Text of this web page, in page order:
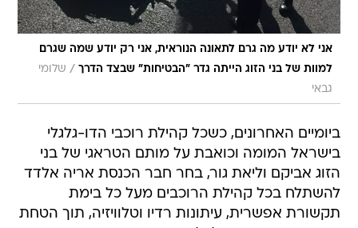
אני לא יודע מה גרם לתאונה הנוראית, אני רק יודע שמה שגרם
למוות של בני הזוג הייתה גדר "הבטיחות" שבצד הדרך / שלומי
גבאי
ביומיים האחרונים, כשכל קהילת רוכבי הדו-גלגלי
בישראל המומה וכואבת על מותם הטראגי של בני
הזוג אביקם וליאת גור, בחר חבר הכנסת אריה אלדד
להשתלח בכל קהילת הרוכבים מעל כל בימת
תקשורת אפשרית, עיתונות רדיו וטלוויזיה, תוך הטחת